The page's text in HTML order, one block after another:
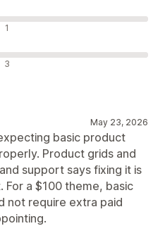
1
3
May 23, 2026
basic product
Product grids and
support says fixing it is
a $100 theme, basic
not require extra paid